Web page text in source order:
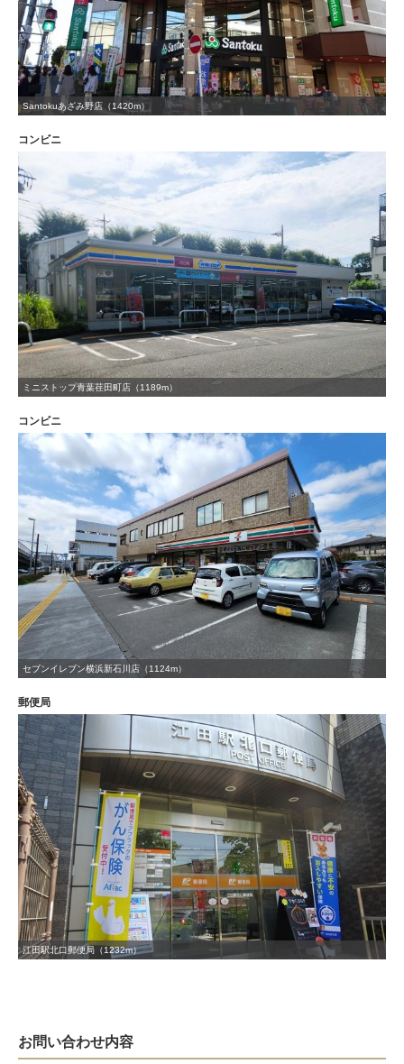
Santokuあざみ野店（1420m）
コンビニ
ミニストップ青葉荏田町店（1189m）
コンビニ
セブンイレブン横浜新石川店（1124m）
郵便局
江田駅北口郵便局（1232m）
お問い合わせ内容